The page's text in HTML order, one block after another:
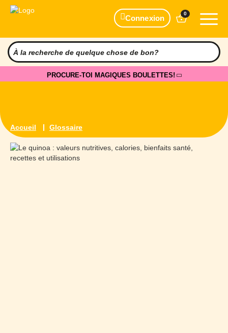
Connexion
0
PROCURE-TOI MAGIQUES BOULETTES!
Accueil Glossaire